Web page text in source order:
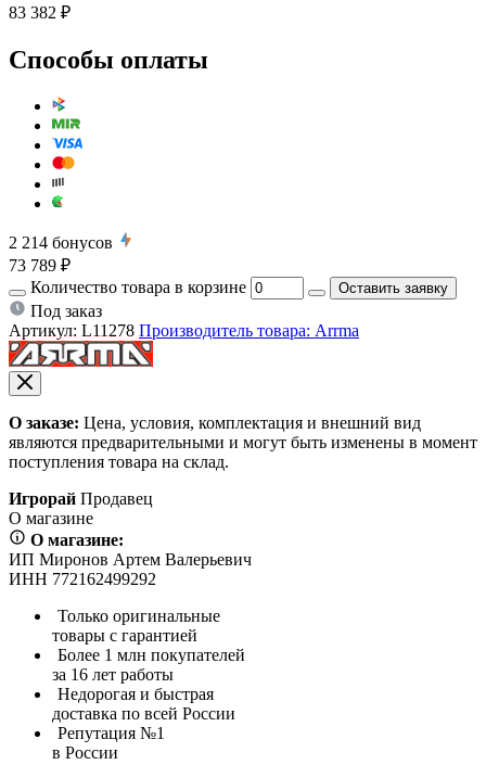
83 382 ₽
Способы оплаты
2 214 бонусов
73 789 ₽
Количество товара в корзине
Оставить заявку
Под заказ
Артикул: L11278 Производитель товара: Arrma
О заказе: Цена, условия, комплектация и внешний вид
являются предварительными и могут быть изменены в момент
поступления товара на склад.
Игрорай Продавец
О магазине
О магазине:
ИП Миронов Артем Валерьевич
ИНН 772162499292
Только оригинальные
товары с гарантией
Более 1 млн покупателей
за 16 лет работы
Недорогая и быстрая
доставка по всей России
Репутация №1
в России